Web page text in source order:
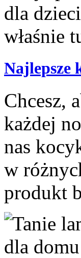
Najlepsze
Chcesz,
każdej
nas
w
produkt